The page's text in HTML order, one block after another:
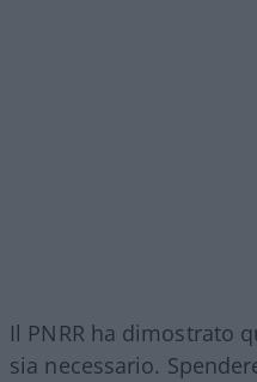
Il PNRR ha dimostrato
sia necessario.